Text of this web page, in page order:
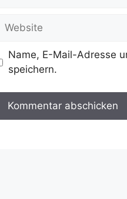
Website
Name, E-Mail-Adresse
speichern.